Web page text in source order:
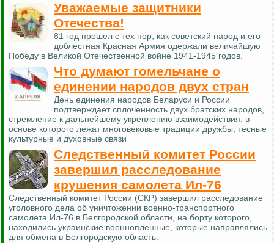
Уважаемые защитники
Отечества!
81 год прошел с тех пор, как советский народ и его
доблестная Красная Армия одержали величайшую
Победу в Великой Отечественной войне 1941-1945 годов.
Что думают гомельчане о
единении народов двух стран
День единения народов Беларуси и России
подтверждает сплоченность двух братских народов,
стремление к дальнейшему укреплению взаимодействия, в
основе которого лежат многовековые традиции дружбы, тесные
культурные и духовные связи
Следственный комитет России
завершил расследование
крушения самолета Ил-76
Следственный комитет России (СКР) завершил расследование
уголовного дела об уничтожении военно-транспортного
самолета Ил-76 в Белгородской области, на борту которого,
находились украинские военнопленные, которые направлялись
для обмена в Белгородскую область.